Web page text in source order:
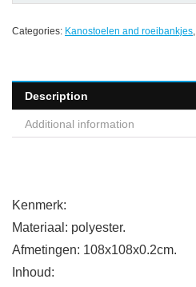
Categories: Kanostoelen and roeibankjes,
Description
Additional information
Kenmerk:
Materiaal: polyester.
Afmetingen: 108x108x0.2cm.
Inhoud: